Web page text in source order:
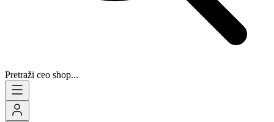
Pretraži ceo shop...